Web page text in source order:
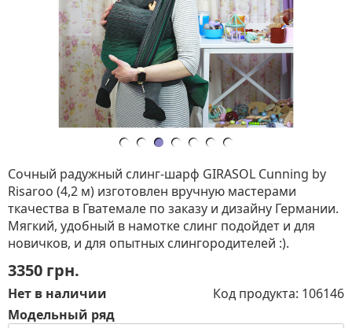
Сочный радужный слинг-шарф GIRASOL Cunning by
Risaroo (4,2 м) изготовлен вручную мастерами
ткачества в Гватемале по заказу и дизайну Германии.
Мягкий, удобный в намотке слинг подойдет и для
новичков, и для опытных слингородителей :).
3350 грн.
Нет в наличии Код продукта: 106146
Модельный ряд